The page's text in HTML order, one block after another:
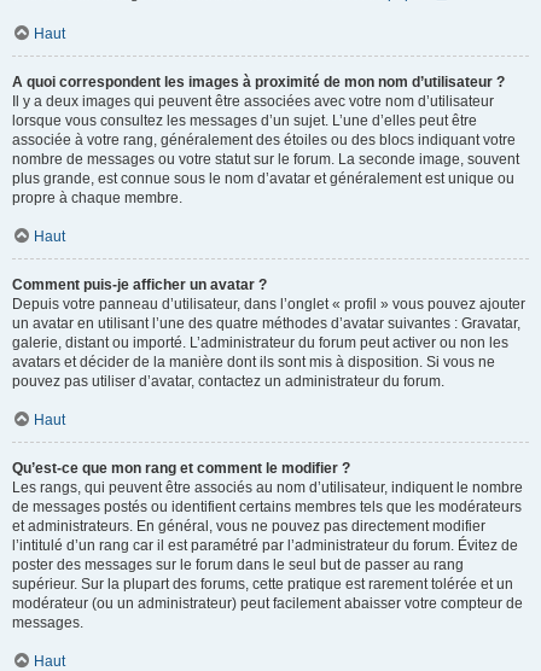
Haut
A quoi correspondent les images à proximité de mon nom d’utilisateur ?
Il y a deux images qui peuvent être associées avec votre nom d’utilisateur
lorsque vous consultez les messages d’un sujet. L’une d’elles peut être
associée à votre rang, généralement des étoiles ou des blocs indiquant votre
nombre de messages ou votre statut sur le forum. La seconde image, souvent
plus grande, est connue sous le nom d’avatar et généralement est unique ou
propre à chaque membre.
Haut
Comment puis-je afficher un avatar ?
Depuis votre panneau d’utilisateur, dans l’onglet « profil » vous pouvez ajouter
un avatar en utilisant l’une des quatre méthodes d’avatar suivantes : Gravatar,
galerie, distant ou importé. L’administrateur du forum peut activer ou non les
avatars et décider de la manière dont ils sont mis à disposition. Si vous ne
pouvez pas utiliser d’avatar, contactez un administrateur du forum.
Haut
Qu’est-ce que mon rang et comment le modifier ?
Les rangs, qui peuvent être associés au nom d’utilisateur, indiquent le nombre
de messages postés ou identifient certains membres tels que les modérateurs
et administrateurs. En général, vous ne pouvez pas directement modifier
l’intitulé d’un rang car il est paramétré par l’administrateur du forum. Évitez de
poster des messages sur le forum dans le seul but de passer au rang
supérieur. Sur la plupart des forums, cette pratique est rarement tolérée et un
modérateur (ou un administrateur) peut facilement abaisser votre compteur de
messages.
Haut